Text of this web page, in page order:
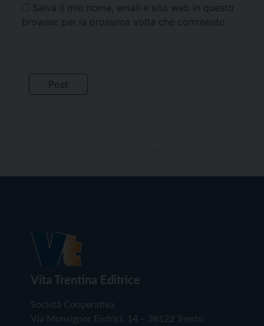
Salva il mio nome, email e sito web in questo
browser per la prossima volta che commento.
Vita Trentina Editrice
Società Cooperativa
Via Monsignor Endrici, 14 – 38122 Trento